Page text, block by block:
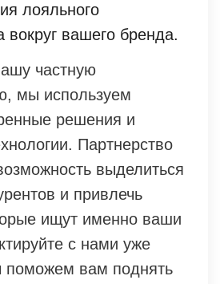
лояльного
вокруг вашего бренда.
частную
мы используем
решения и
Партнерство
выделиться
и привлечь
ищут именно ваши
с нами уже
поможем вам поднять